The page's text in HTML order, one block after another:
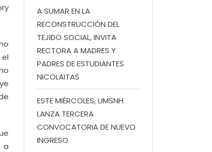
a
A SUMAR EN LA
RECONSTRUCCIÓN DEL
TEJIDO SOCIAL, INVITA
RECTORA A MADRES Y
PADRES DE ESTUDIANTES
NICOLAITAS
ESTE MIÉRCOLES, UMSNH
LANZA TERCERA
CONVOCATORIA DE NUEVO
INGRESO